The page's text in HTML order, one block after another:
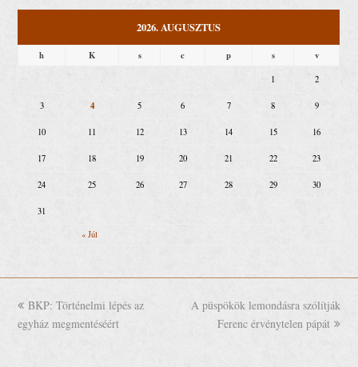
2026. AUGUSZTUS
h K s c p s v
« Júl
1 2
3 4 5 6 7 8 9
10 11 12 13 14 15 16
17 18 19 20 21 22 23
24 25 26 27 28 29 30
31
previous
post:
BKP: Történelmi lépés az
egyház megmentéséért
next
A püspökök lemondásra szólítják
Ferenc érvénytelen pápát